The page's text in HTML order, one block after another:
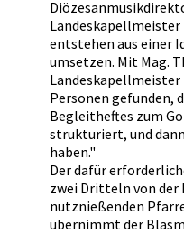
entstehen aus einer
umsetzen. Mit Mag.
Landeskapellmeister
Personen gefunden,
Begleitheftes zum
strukturiert, und
haben."
Der dafür
zwei Dritteln von der
nutznießenden
übernimmt der